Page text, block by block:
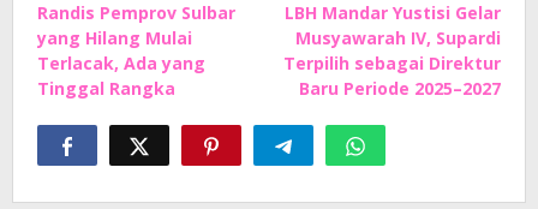
pos
Randis Pemprov Sulbar
yang Hilang Mulai
Terlacak, Ada yang
Tinggal Rangka
LBH Mandar Yustisi Gelar
Musyawarah IV, Supardi
Terpilih sebagai Direktur
Baru Periode 2025–2027